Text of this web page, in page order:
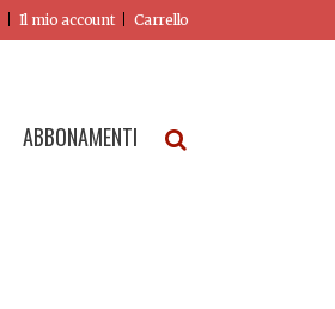
Il mio account Carrello
ABBONAMENTI